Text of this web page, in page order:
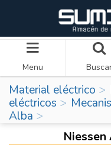
Menu
Material eléctrico
eléctricos
Alba